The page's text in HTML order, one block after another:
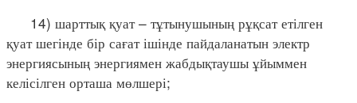
14) шарттық қуат – тұтынушының рұқсат етілген
қуат шегінде бір сағат ішінде пайдаланатын электр
энергиясының энергиямен жабдықтаушы ұйыммен
келісілген орташа мөлшері;